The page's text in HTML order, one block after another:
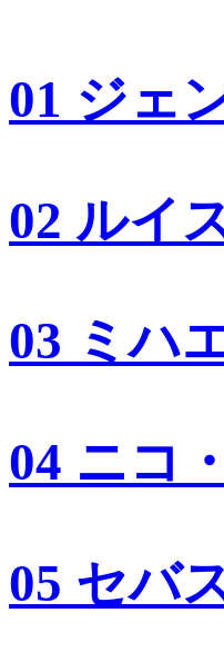
01 ジェ
02 ルイ
03 ミハ
04 ニコ
05 セバ